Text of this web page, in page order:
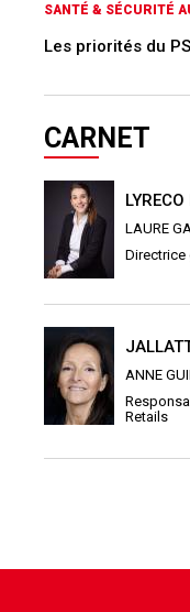
SANTÉ & SÉCURITÉ
Les priorités du
CARNET
LAURE
Directrice
ANNE
Retails